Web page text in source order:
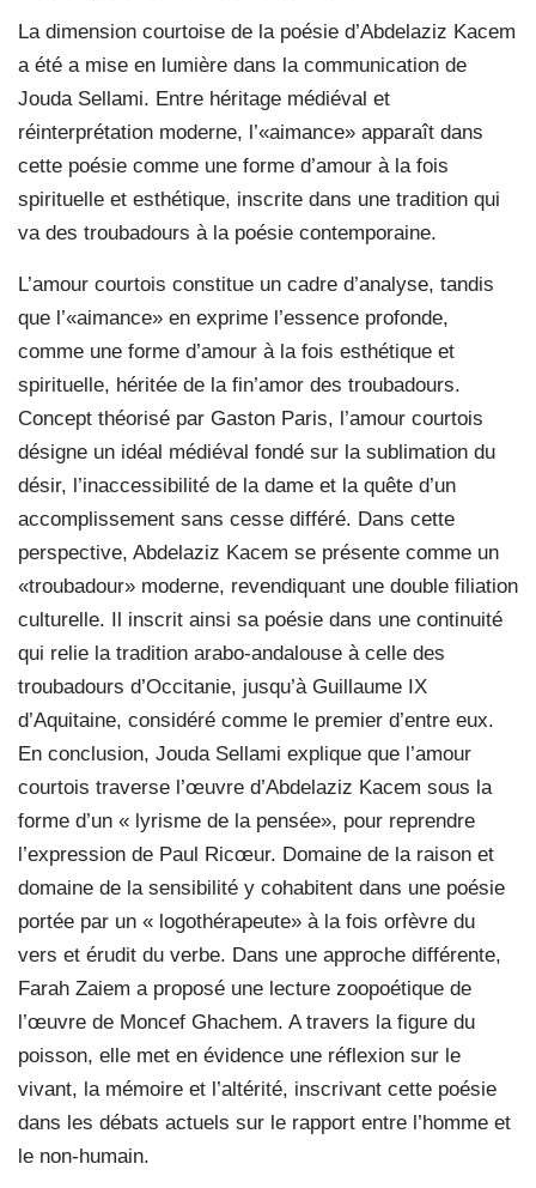
La dimension courtoise de la poésie d’Abdelaziz Kacem
a été a mise en lumière dans la communication de
Jouda Sellami. Entre héritage médiéval et
réinterprétation moderne, l’«aimance» apparaît dans
cette poésie comme une forme d’amour à la fois
spirituelle et esthétique, inscrite dans une tradition qui
va des troubadours à la poésie contemporaine.
L’amour courtois constitue un cadre d’analyse, tandis
que l’«aimance» en exprime l’essence profonde,
comme une forme d’amour à la fois esthétique et
spirituelle, héritée de la fin’amor des troubadours.
Concept théorisé par Gaston Paris, l’amour courtois
désigne un idéal médiéval fondé sur la sublimation du
désir, l’inaccessibilité de la dame et la quête d’un
accomplissement sans cesse différé. Dans cette
perspective, Abdelaziz Kacem se présente comme un
«troubadour» moderne, revendiquant une double filiation
culturelle. Il inscrit ainsi sa poésie dans une continuité
qui relie la tradition arabo-andalouse à celle des
troubadours d’Occitanie, jusqu’à Guillaume IX
d’Aquitaine, considéré comme le premier d’entre eux.
En conclusion, Jouda Sellami explique que l’amour
courtois traverse l’œuvre d’Abdelaziz Kacem sous la
forme d’un « lyrisme de la pensée», pour reprendre
l’expression de Paul Ricœur. Domaine de la raison et
domaine de la sensibilité y cohabitent dans une poésie
portée par un « logothérapeute» à la fois orfèvre du
vers et érudit du verbe. Dans une approche différente,
Farah Zaiem a proposé une lecture zoopoétique de
l’œuvre de Moncef Ghachem. A travers la figure du
poisson, elle met en évidence une réflexion sur le
vivant, la mémoire et l’altérité, inscrivant cette poésie
dans les débats actuels sur le rapport entre l’homme et
le non-humain.